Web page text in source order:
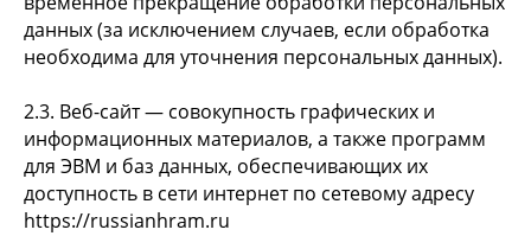
данных (за исключением случаев, если обработка
необходима для уточнения персональных данных).
2.3. Веб-сайт — совокупность графических и
информационных материалов, а также программ
для ЭВМ и баз данных, обеспечивающих их
доступность в сети интернет по сетевому адресу
https://russianhram.ru